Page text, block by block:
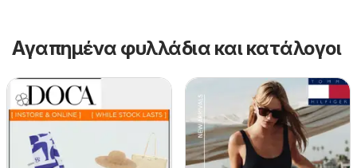
Αγαπημένα φυλλάδια και κατάλογοι